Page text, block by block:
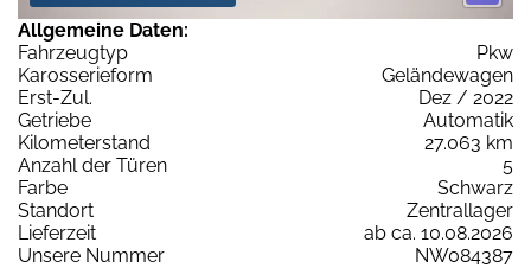
Allgemeine Daten:
Fahrzeugtyp
Pkw
Karosserieform
Geländewagen
Erst-Zul.
Dez / 2022
Getriebe
Automatik
Kilometerstand
27.063 km
Anzahl der Türen
5
Farbe
Schwarz
Standort
Zentrallager
Lieferzeit
ab ca. 10.08.2026
Unsere Nummer
NW084387